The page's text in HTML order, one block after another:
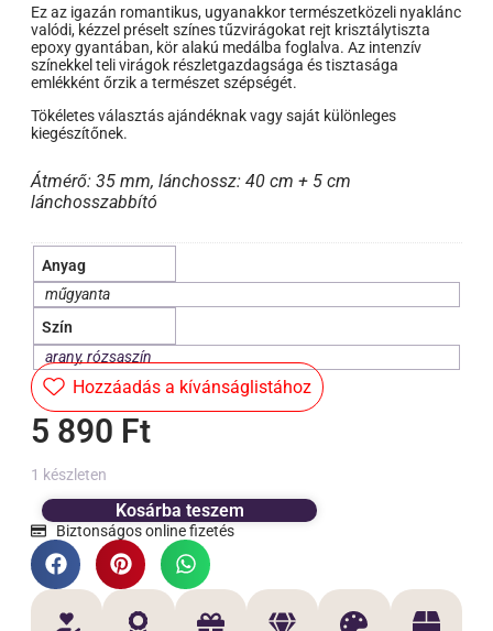
Ez az igazán romantikus, ugyanakkor természetközeli nyaklánc
valódi, kézzel préselt színes tűzvirágokat rejt krisztálytiszta
epoxy gyantában, kör alakú medálba foglalva. Az intenzív
színekkel teli virágok részletgazdagsága és tisztasága
emlékként őrzik a természet szépségét.
Tökéletes választás ajándéknak vagy saját különleges
kiegészítőnek.
Átmérő: 35 mm, lánchossz: 40 cm + 5 cm
lánchosszabbító
Anyag
műgyanta
Szín
arany, rózsaszín
Hozzáadás a kívánságlistához
5 890 Ft
1 készleten
Kosárba teszem
Biztonságos online fizetés